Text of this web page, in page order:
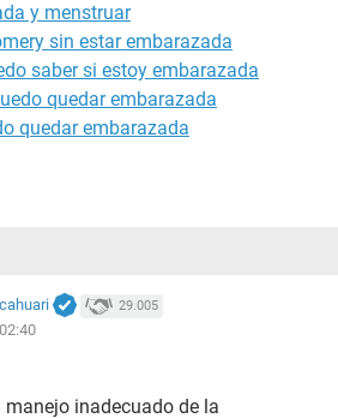
y menstruar
sin estar embarazada
saber si estoy embarazada
quedar embarazada
quedar embarazada
29.005
inadecuado de la